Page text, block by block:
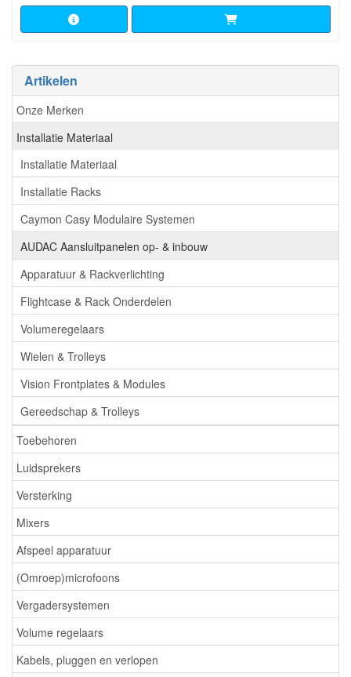
Artikelen
Onze Merken
Installatie Materiaal
Installatie Materiaal
Installatie Racks
Caymon Casy Modulaire Systemen
AUDAC Aansluitpanelen op- & inbouw
Apparatuur & Rackverlichting
Flightcase & Rack Onderdelen
Volumeregelaars
Wielen & Trolleys
Vision Frontplates & Modules
Gereedschap & Trolleys
Toebehoren
Luidsprekers
Versterking
Mixers
Afspeel apparatuur
(Omroep)microfoons
Vergadersystemen
Volume regelaars
Kabels, pluggen en verlopen